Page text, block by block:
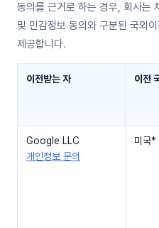
동의를 근거로 하는 경우, 회사는
및 민감정보 동의와 구분된 국외
제공합니다.
이전받는 자 이전
Google LLC
개인정보 문의
미국*